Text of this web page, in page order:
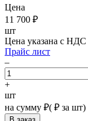
Цена
11 700 ₽
шт
Цена указана с НДС
Прайс лист
–
+
шт
на сумму ₽( ₽ за шт)